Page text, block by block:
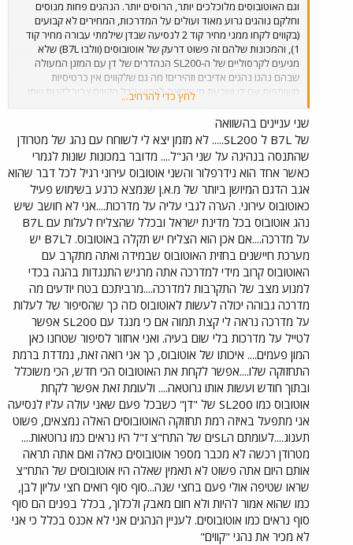
וגם האוטובוסים מלוכלכים יותר, הרוסים יותר. הנהגים פחות מנוסים
וחלקם נוהגים גרוע מאוד ועולים על המדרכות, המחירים לא קבועים
(בקווים לקחו ממני מחיר קוד 2 לנסיעה שבדן שילמתי עבורה מחיר קוד
1), והמכונות שלהם זה פשוט דרעק של אוטובוסים (וולבו B7L) שלא
מגיעים לקרסוליים של ה-SL200 הנהדרים של דן עם המזגן המעולה
שבהם נהגו נהגים אדיבים וזהירים! מה גם שלקווים אין כרטיסיות
משותפות עם דן ושכעת מי שרוצה לנסוע בכל הקווים צריך לקנות שתי
כרטיסיות! ובעניין מחירי הנסיעה, כמו שכבר נאמר פה, מחירי הנסיעה
לא נקבעים על ידי המפעיל, הם נקבעים ע"י הממשלה שלא איפשרה
לדן להוריד אותם מתוך אינטרסים צרים וכתוצאה מכך שילמו הנוסעים
מחירים גבוהים! אני מתגעגע לימים שבהם הופעל קו 68 האהוב עלי ע"י
דן.
לחץ כדי להרחיב...
שני עניינים בהשוואה
של B7L ל SL200..... לא מזמן יצא לי לשוחח עם נהג של מטרודן
שהתנסה בנהיגה על שני הנ"ל.... מדובר במכונות שונות לגמרי
כאשר אחד הוא נידרפלור והשני אוטובוס עירוני רגיל לכל דבר שהוא
אגב הדגם המיושן ביותר של מ.א.ן שנמצא כרגע בשימוש פעיל
כאוטובוס עירוני. הערה לגבי עליה על מדרכות....אני לא חושב שיש
נהג אוטובוס בכל מדינת ישראל ובכלל שהצליח לעלות עם B7L
על מדרכה....אם אכן הוא הצליח יש תקלה באוטובוס. לB7L יש
מערכת חיישנים בחזית האוטובוס שבמידה ואתה מתקרב עם
האוטובוס קרוב מידי למדרכה אתה מרגיש התנגדות בהגה בכדי
למנוע מצב של התקרבות למדרכה....מרביתכם בטח יודעים מה
מדרכה גבוהה יכולה לעשות לאוטובוס כזה כך שהסיפור של לעלות
על מדרכה נראה לי קצת תמוה אם כי מנגד עם SL200 אפשר
לטייל על מדרכות בלי שום בעיה. ואני אחזור לסיפור שטחנו כאן
המון פעמים.... איכותו של אוטובוס, כך אני רואה זאת, נמדדת ברמת
התחזוקה שלו....אפשר לקחת את האוטובוס הכי חדש, הכי משוכלל
ובתוך חודש ועשות אותו גרוטאה.... ולעומת זאת אפשר לקחת
אוטובוס כמו SL200 של "דן" כשבכל פעם שאני עולה עליו לנסיעה
אני מתפעל באיזה רמת תחזוקה האוטובוסים האלה נמצאים, פשוט
תענוג....לעומתם הSLים של התח"צ ז"ל היו נראים כמו גרוטאות....
מטרודן רכשה לא מכבר מספר אוטובוסים כאלה ואם אתה תראה
אותם היום אתה פשוט לא תאמין שאלה היו אוטובוסים של התח"צ
שראו שטיפה אולי פעם בחצי שנה...סוף סוף רואים חצי עליון לבן,
כמו שהוא אמור להיות ולא חום מאבק ולכלוך, בכלל בפנים הם סוף
סוף נראים כמו אוטובוסים. לעניין הנהגים אני לא אכנס בכלל כי אני
לא מכיר את נהגי "קווים"